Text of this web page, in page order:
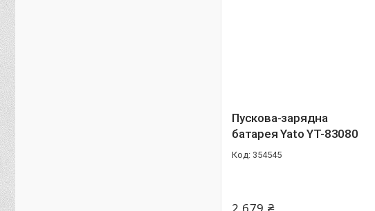
Пускова-зарядна
батарея Yato YT-83080
354545
2 679 ₴